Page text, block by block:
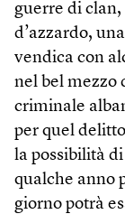
guerre di clan,
d’azzardo,
vendica con
nel bel mezzo
criminale
per quel
la possibilità
qualche anno
giorno potrà